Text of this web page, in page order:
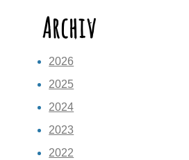
Archiv
2026
2025
2024
2023
2022